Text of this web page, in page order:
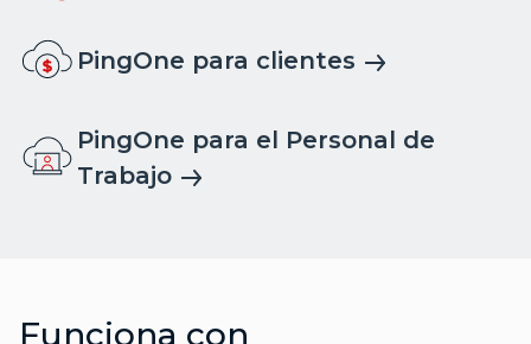
PingOne para clientes
PingOne para el Personal de
Trabajo
Funciona con